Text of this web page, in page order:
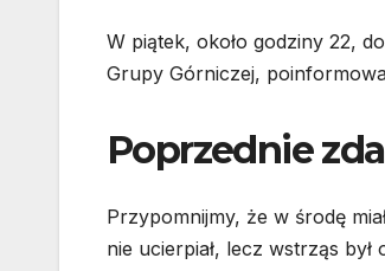
W piątek, około godziny 22,
Grupy Górniczej,
Poprzednie
Przypomnijmy, że w środę
nie ucierpiał, lecz wstrząs